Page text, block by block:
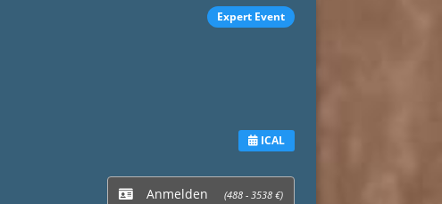
Expert Event
ICAL
Anmelden (488 - 3538 €)